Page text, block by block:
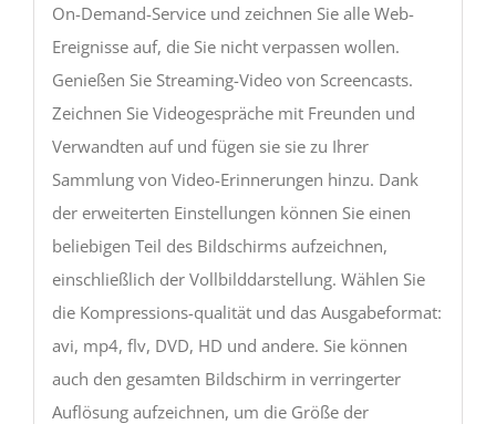
On-Demand-Service und zeichnen Sie alle Web-
Ereignisse auf, die Sie nicht verpassen wollen.
Genießen Sie Streaming-Video von Screencasts.
Zeichnen Sie Videogespräche mit Freunden und
Verwandten auf und fügen sie sie zu Ihrer
Sammlung von Video-Erinnerungen hinzu. Dank
der erweiterten Einstellungen können Sie einen
beliebigen Teil des Bildschirms aufzeichnen,
einschließlich der Vollbilddarstellung. Wählen Sie
die Kompressions-qualität und das Ausgabeformat:
avi, mp4, flv, DVD, HD und andere. Sie können
auch den gesamten Bildschirm in verringerter
Auflösung aufzeichnen, um die Größe der